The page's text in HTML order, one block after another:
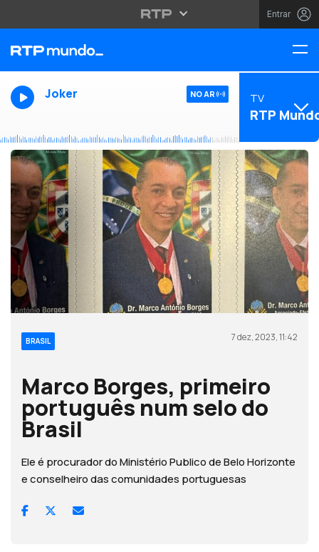
Entrar
Joker NO AR TV
RTP
BRASIL 7 dez, 2023, 11:42
Marco Borges, primeiro
português num selo do
Brasil
Ele é procurador do Ministério Publico de Belo Horizonte
e conselheiro das comunidades portuguesas